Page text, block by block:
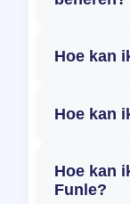
Hoe kan
Hoe kan
Hoe kan
Funle?